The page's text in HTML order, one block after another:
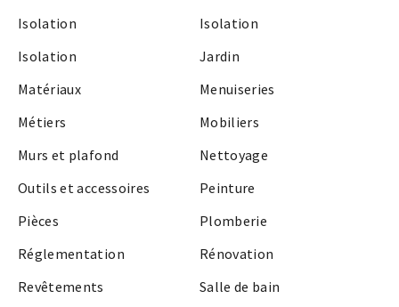
Isolation
Isolation
Isolation
Jardin
Matériaux
Menuiseries
Métiers
Mobiliers
Murs et plafond
Nettoyage
Outils et accessoires
Peinture
Pièces
Plomberie
Réglementation
Rénovation
Revêtements
Salle de bain